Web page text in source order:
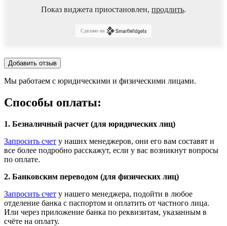
Показ виджета приостановлен, продлить.
Сделано на
Добавить отзыв
Мы работаем с юридическими и физическими лицами.
Способы оплаты:
1. Безналичный расчет (для юридических лиц)
Запросить счет у наших менеджеров, они его вам составят и
все более подробно расскажут, если у вас возникнут вопросы
по оплате.
2. Банковским переводом (для физических лиц)
Запросить счет у нашего менеджера, подойти в любое
отделение банка с паспортом и оплатить от частного лица.
Или через приложение банка по реквизитам, указанным в
счёте на оплату.